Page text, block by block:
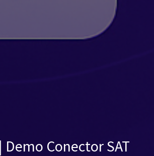
Demo Conector SAT